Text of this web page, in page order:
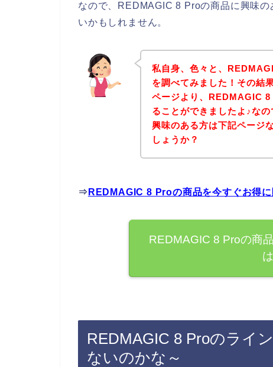
なので、REDMAGIC 8 Proの商品に興味
いかもしれません。
私自身、色々と、
を調べてみました！その結
ページより、REDMAGIC
ることができましたよ♪な
興味のある方は下記ページ
しょうか？
⇒ REDMAGIC 8 Proの商品を今すぐお得
REDMAGIC 8 Proの商
REDMAGIC 8 Proのライ
ないのかな～